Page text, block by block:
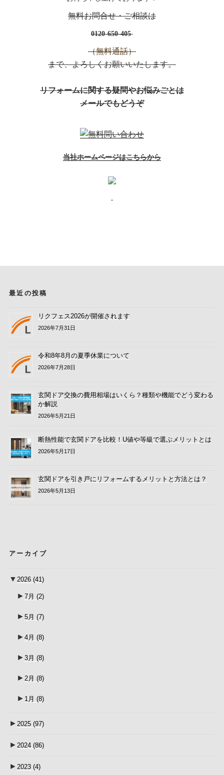
無料お問合せ・ご相談は
0120-650-405
（無料通話）
まで、よろしくお願いいたします。
リフォームに関する疑問やお悩みごとは
メールでもどうぞ
当社ホームページはこちらから
最近の投稿
リクフェス2026が開催されます
2026年7月31日
令和8年8月の夏季休業について
2026年7月28日
玄関ドア交換の費用相場はいくら？種類や機能でどう変わる
か解説
2026年5月21日
断熱性能で玄関ドアを比較！U値や等級で選ぶメリットとは
2026年5月17日
玄関ドアを引き戸にリフォームするメリットと方法とは？
2026年5月13日
アーカイブ
▼ 2026 (41)
► 7月 (2)
► 5月 (7)
► 4月 (8)
► 3月 (8)
► 2月 (8)
► 1月 (8)
► 2025 (97)
► 2024 (86)
► 2023 (4)